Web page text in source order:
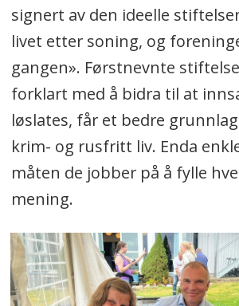
signert av den ideelle
livet etter soning, og
gangen». Førstnevnte
forklart med å bidra til at
løslates, får et bedre
krim- og rusfritt liv. Enda
måten de jobber på å fylle
mening.